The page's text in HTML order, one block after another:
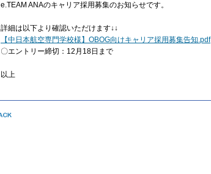
e.TEAM ANAのキャリア採用募集のお知らせです。
詳細は以下より確認いただけます↓↓
【中日本航空専門学校様】OBOG向けキャリア採用募集告知.pdf
〇エントリー締切：12月18日まで
以上